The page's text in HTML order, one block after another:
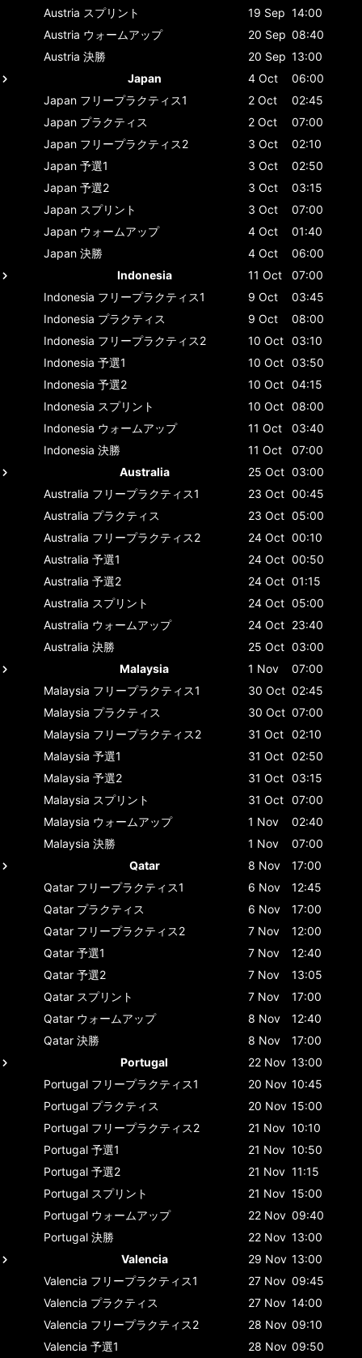
Austria スプリント 19 Sep 14:00
Austria ウォームアップ 20 Sep 08:40
Austria 決勝 20 Sep 13:00
Japan
4 Oct
06:00
Japan フリープラクティス1 2 Oct
02:45
Japan プラクティス 2 Oct
07:00
Japan フリープラクティス2 3 Oct
02:10
Japan 予選1 3 Oct
02:50
Japan 予選2 3 Oct
03:15
Japan スプリント 3 Oct
07:00
Japan ウォームアップ 4 Oct
01:40
Japan 決勝 4 Oct
06:00
Indonesia
11 Oct
07:00
Indonesia フリープラクティス1 9 Oct
03:45
Indonesia プラクティス 9 Oct
08:00
Indonesia フリープラクティス2 10 Oct 03:10
Indonesia 予選1 10 Oct 03:50
Indonesia 予選2 10 Oct 04:15
Indonesia スプリント 10 Oct 08:00
Indonesia ウォームアップ 11 Oct
03:40
Indonesia 決勝 11 Oct
07:00
Australia
25 Oct 03:00
Australia フリープラクティス1 23 Oct 00:45
Australia プラクティス 23 Oct 05:00
Australia フリープラクティス2 24 Oct 00:10
Australia 予選1 24 Oct 00:50
Australia 予選2 24 Oct 01:15
Australia スプリント 24 Oct 05:00
Australia ウォームアップ 24 Oct 23:40
Australia 決勝 25 Oct 03:00
Malaysia
1 Nov
07:00
Malaysia フリープラクティス1 30 Oct 02:45
Malaysia プラクティス 30 Oct 07:00
Malaysia フリープラクティス2 31 Oct 02:10
Malaysia 予選1 31 Oct 02:50
Malaysia 予選2 31 Oct 03:15
Malaysia スプリント 31 Oct 07:00
Malaysia ウォームアップ 1 Nov
02:40
Malaysia 決勝 1 Nov
07:00
Qatar
8 Nov
17:00
Qatar フリープラクティス1 6 Nov
12:45
Qatar プラクティス 6 Nov
17:00
Qatar フリープラクティス2 7 Nov
12:00
Qatar 予選1 7 Nov
12:40
Qatar 予選2 7 Nov
13:05
Qatar スプリント 7 Nov
17:00
Qatar ウォームアップ 8 Nov
12:40
Qatar 決勝 8 Nov
17:00
Portugal
22 Nov 13:00
Portugal フリープラクティス1 20 Nov 10:45
Portugal プラクティス 20 Nov 15:00
Portugal フリープラクティス2 21 Nov 10:10
Portugal 予選1 21 Nov 10:50
Portugal 予選2 21 Nov 11:15
Portugal スプリント 21 Nov 15:00
Portugal ウォームアップ 22 Nov 09:40
Portugal 決勝 22 Nov 13:00
Valencia
29 Nov 13:00
Valencia フリープラクティス1 27 Nov 09:45
Valencia プラクティス 27 Nov 14:00
Valencia フリープラクティス2 28 Nov 09:10
Valencia 予選1 28 Nov 09:50